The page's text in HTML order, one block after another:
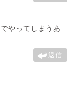
やってしまうあ
返信